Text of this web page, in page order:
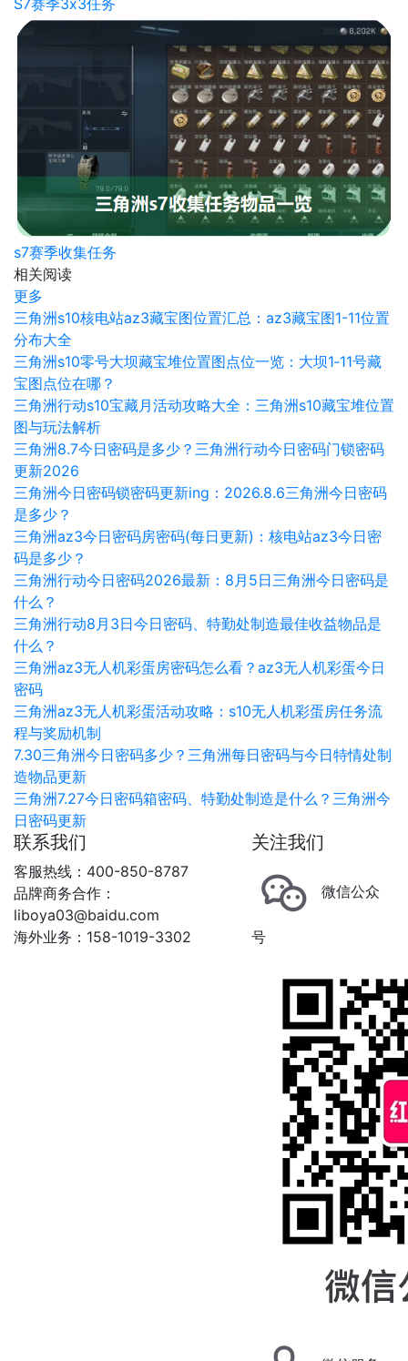
S7赛季3x3任务
s7赛季收集任务
相关阅读
更多
三角洲s10核电站az3藏宝图位置汇总：az3藏宝图1-11位置
分布大全
三角洲s10零号大坝藏宝堆位置图点位一览：大坝1‑11号藏
宝图点位在哪？
三角洲行动s10宝藏月活动攻略大全：三角洲s10藏宝堆位置
图与玩法解析
三角洲8.7今日密码是多少？三角洲行动今日密码门锁密码
更新2026
三角洲今日密码锁密码更新ing：2026.8.6三角洲今日密码
是多少？
三角洲az3今日密码房密码(每日更新)：核电站az3今日密
码是多少？
三角洲行动今日密码2026最新：8月5日三角洲今日密码是
什么？
三角洲行动8月3日今日密码、特勤处制造最佳收益物品是
什么？
三角洲az3无人机彩蛋房密码怎么看？az3无人机彩蛋今日
密码
三角洲az3无人机彩蛋活动攻略：s10无人机彩蛋房任务流
程与奖励机制
7.30三角洲今日密码多少？三角洲每日密码与今日特情处制
造物品更新
三角洲7.27今日密码箱密码、特勤处制造是什么？三角洲今
日密码更新
联系我们
客服热线：400-850-8787
品牌商务合作：
liboya03@baidu.com
海外业务：158-1019-3302
关注我们
微信公众
号